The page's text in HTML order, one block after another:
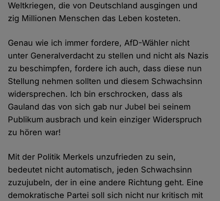
Weltkriegen, die von Deutschland ausgingen und
zig Millionen Menschen das Leben kosteten.
Genau wie ich immer fordere, AfD-Wähler nicht
unter Generalverdacht zu stellen und nicht als Nazis
zu beschimpfen, fordere ich auch, dass diese nun
Stellung nehmen sollten und diesem Schwachsinn
widersprechen. Ich bin erschrocken, dass als
Gauland das von sich gab nur Jubel bei seinem
Publikum ausbrach und kein einziger Widerspruch
zu hören war!
Mit der Politik Merkels unzufrieden zu sein,
bedeutet nicht automatisch, jeden Schwachsinn
zuzujubeln, der in eine andere Richtung geht. Eine
demokratische Partei soll sich nicht nur kritisch mit